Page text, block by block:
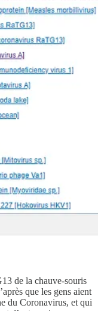
de la chauve-souris
que les gens aient
du Coronavirus, et qui